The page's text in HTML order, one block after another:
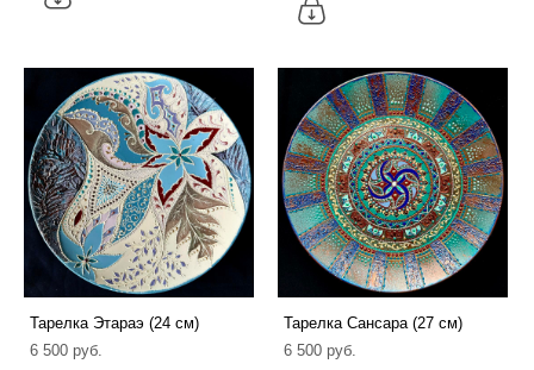
Тарелка Этараэ (24 см)
6 500 pуб.
Тарелка Сансара (27 см)
6 500 pуб.